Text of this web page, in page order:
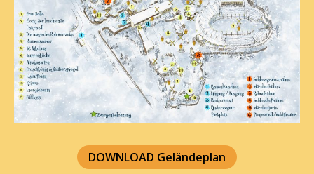
DOWNLOAD Geländeplan